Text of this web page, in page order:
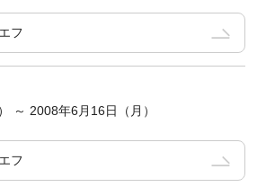
フ
～ 2008年6月16日（月）
フ